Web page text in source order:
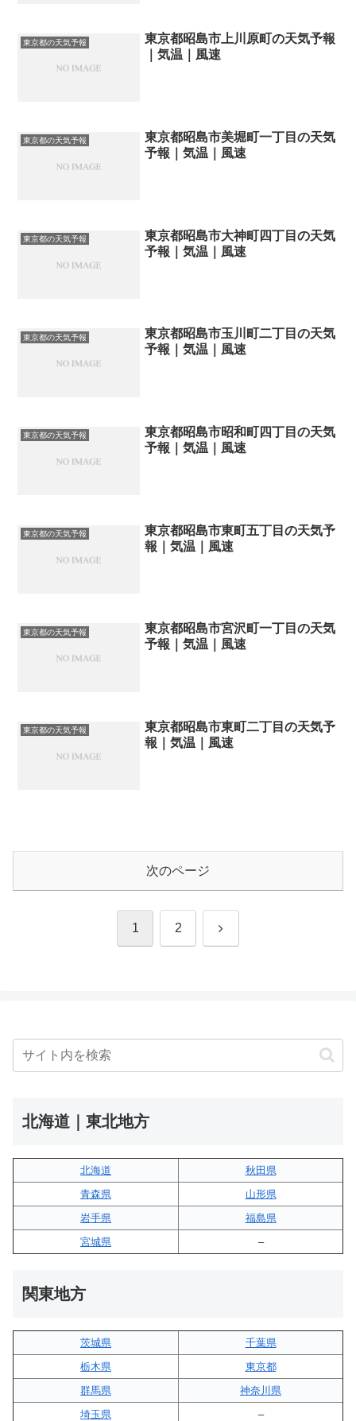
東京都の天気予報
東京都昭島市上川原町の天気予報
｜気温｜風速
東京都の天気予報
東京都昭島市美堀町一丁目の天気
予報｜気温｜風速
東京都の天気予報
東京都昭島市大神町四丁目の天気
予報｜気温｜風速
東京都の天気予報
東京都昭島市玉川町二丁目の天気
予報｜気温｜風速
東京都の天気予報
東京都昭島市昭和町四丁目の天気
予報｜気温｜風速
東京都の天気予報
東京都昭島市東町五丁目の天気予
報｜気温｜風速
東京都の天気予報
東京都昭島市宮沢町一丁目の天気
予報｜気温｜風速
東京都の天気予報
東京都昭島市東町二丁目の天気予
報｜気温｜風速
次のページ
1 2 次
北海道｜東北地方
北海道
秋田県
青森県
山形県
岩手県
福島県
宮城県
–
関東地方
茨城県
千葉県
栃木県
東京都
群馬県
神奈川県
埼玉県
–